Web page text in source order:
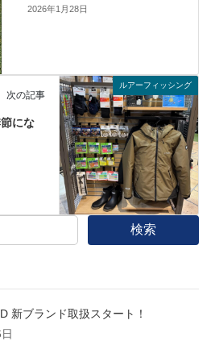
2026年1月28日
ルアーフィッシング
次の記事
にな
検索
新ブランド取扱スタート！